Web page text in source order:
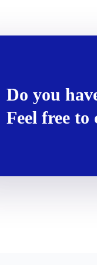
Do you
Feel free to